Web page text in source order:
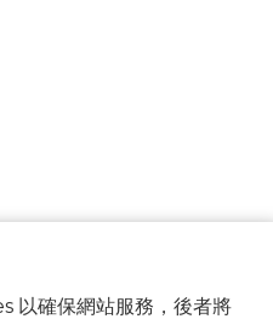
以確保網站服務，後者將